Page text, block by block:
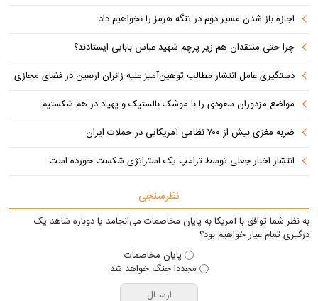
اجازه باز شدن مسیر دوم در تنگه هرمز را نخواهیم داد
چرا حتی منتقدان هم زیر پرچم شهید عباس بابایی ایستادند؟
دستگیری عامل انتشار مطالب توهین‌آمیز علیه زائران اربعین در فضای مجازی
مواضع مزدوران سعودی را با موشک بالستیک و پهپاد در هم شکستیم
ضربه مغزی بیش از ۷۰۰ نظامی آمریکایی در حملات ایران
انتشار اخبار جعلی توسط ترامپ یک استراتژی شکست خورده است
نظرسنجی
به نظر شما توافق با آمریکا به پایان مخاصمات می‌انجامد یا دوباره شاهد یک
درگیری تمام عیار خواهیم بود؟
پایان مخاصمات
مجددا جنگ خواهد شد